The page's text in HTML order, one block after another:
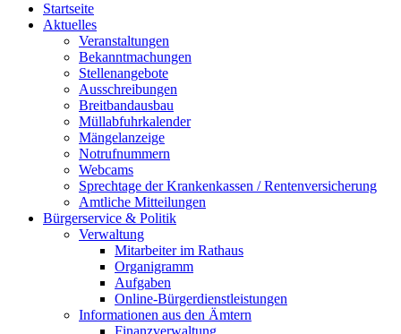
Startseite
Aktuelles
Veranstaltungen
Bekanntmachungen
Stellenangebote
Ausschreibungen
Breitbandausbau
Müllabfuhrkalender
Mängelanzeige
Notrufnummern
Webcams
Sprechtage der Krankenkassen / Rentenversicherung
Amtliche Mitteilungen
Bürgerservice & Politik
Verwaltung
Mitarbeiter im Rathaus
Organigramm
Aufgaben
Online-Bürgerdienstleistungen
Informationen aus den Ämtern
Finanzverwaltung